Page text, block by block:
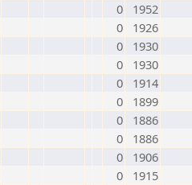
0
1952
0
1926
0
1930
0
1930
0
1914
0
1899
0
1886
0
1886
0
1906
0
1915